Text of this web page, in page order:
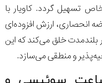
تسهیل گردد. کاویار با
انحصاری، ارزش افزوده‌ای
بلندمدت خلق می‌کند که این
و منطقی می‌سازد.